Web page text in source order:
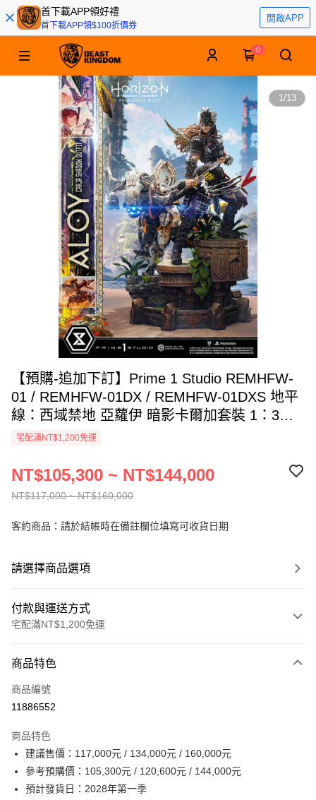
首下載APP領好禮
首下載APP領$100折價券
開啟APP
0
1/13
【預購-追加下訂】Prime 1 Studio REMHFW-
01 / REMHFW-01DX / REMHFW-01DXS 地平
線：西域禁地 亞蘿伊 暗影卡爾加套裝 1：3雕
像 / 豪華版 / 豪華特典版
宅配滿NT$1,200免運
NT$117,000 ~ NT$160,000
NT$105,300 ~ NT$144,000
客約商品：請於結帳時在備註欄位填寫可收貨日期
請選擇商品選項
付款與運送方式
宅配滿NT$1,200免運
信用卡一次付款
信用卡分期付款
玉山商業銀行
6 期 0 利率 每期
LINE Pay
Apple Pay
商品特色
商品編號
11886552
商品特色
建議售價：117,000元 / 134,000元 / 160,000元
參考預購價：105,300元 / 120,600元 / 144,000元
預計發貨日：2028年第一季